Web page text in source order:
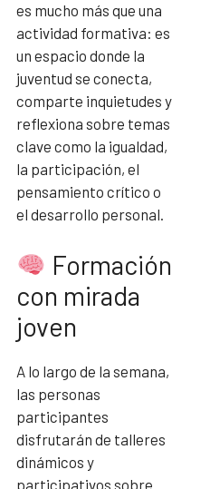
es mucho más que una
actividad formativa: es
un espacio donde la
juventud se conecta,
comparte inquietudes y
reflexiona sobre temas
clave como la igualdad,
la participación, el
pensamiento crítico o
el desarrollo personal.
Formación
con mirada
joven
A lo largo de la semana,
las personas
participantes
disfrutarán de talleres
dinámicos y
participativos sobre